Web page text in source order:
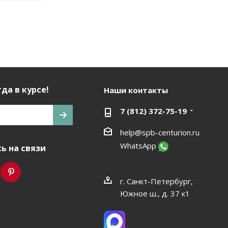
в курсе!
на связи
Наши контакты
7 (812) 372-75-19
help@spb-centurion.ru
WhatsApp
г. Санкт-Петербург,
Южное ш., д. 37 к1